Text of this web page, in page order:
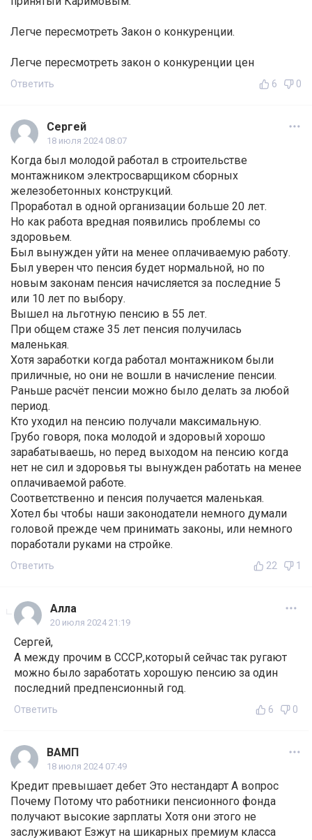
Легче пересмотреть Закон о конкуренции.
Легче пересмотреть закон о конкуренции цен
Ответить 6 0
Сергей
18 июля 2024 08:07
Когда был молодой работал в строительстве
монтажником электросварщиком сборных
железобетонных конструкций.
Проработал в одной организации больше 20 лет.
Но как работа вредная появились проблемы со
здоровьем.
Был вынужден уйти на менее оплачиваемую работу.
Был уверен что пенсия будет нормальной, но по
новым законам пенсия начисляется за последние 5
или 10 лет по выбору.
Вышел на льготную пенсию в 55 лет.
При общем стаже 35 лет пенсия получилась
маленькая.
Хотя заработки когда работал монтажником были
приличные, но они не вошли в начисление пенсии.
Раньше расчёт пенсии можно было делать за любой
период.
Кто уходил на пенсию получали максимальную.
Грубо говоря, пока молодой и здоровый хорошо
зарабатываешь, но перед выходом на пенсию когда
нет не сил и здоровья ты вынужден работать на менее
оплачиваемой работе.
Соответственно и пенсия получается маленькая.
Хотел бы чтобы наши законодатели немного думали
головой прежде чем принимать законы, или немного
поработали руками на стройке.
Ответить 22 1
Алла
20 июля 2024 21:19
Сергей,
А между прочим в СССР,который сейчас так ругают
можно было заработать хорошую пенсию за один
последний предпенсионный год.
Ответить 6 0
ВАМП
18 июля 2024 07:49
Кредит превышает дебет Это нестандарт А вопрос
Почему Потому что работники пенсионного фонда
получают высокие зарплаты Хотя они этого не
заслуживают Езжут на шикарных премиум класса